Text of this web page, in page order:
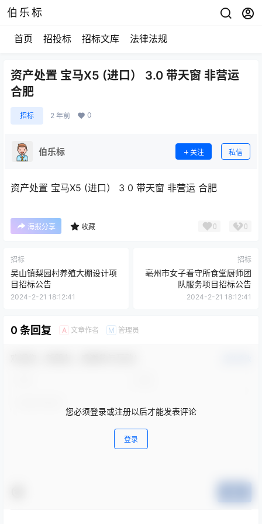
伯乐标
首页 招投标 招标文库 法律法规
资产处置 宝马X5 (进口） 3.0 带天窗 非营运
合肥
招标 2 年前 0
伯乐标 关注 私信
资产处置 宝马X5 (进口） 3 0 带天窗 非营运 合肥
海报分享 收藏 0 0
招标
吴山镇梨园村养殖大棚设计项
目招标公告
2024-2-21 18:12:41
招标
亳州市女子看守所食堂厨师团
队服务项目招标公告
2024-2-21 18:12:41
0 条回复 A 文章作者 M 管理员
您必须登录或注册以后才能发表评论
登录